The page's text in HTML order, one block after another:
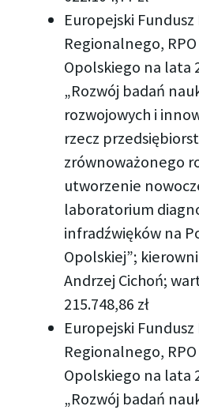
Europejski Fundusz
Regionalnego,
Opolskiego na lata
„Rozwój badań
rozwojowych i
rzecz
zrównoważonego
utworzenie
laboratorium
infradźwięków na
Opolskiej”;
Andrzej Cichoń;
215.748,86 zł
Europejski Fundusz
Regionalnego,
Opolskiego na lata
„Rozwój badań